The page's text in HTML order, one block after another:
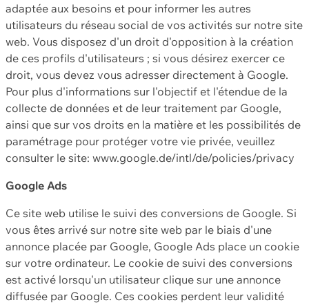
adaptée aux besoins et pour informer les autres
utilisateurs du réseau social de vos activités sur notre site
web. Vous disposez d'un droit d'opposition à la création
de ces profils d'utilisateurs ; si vous désirez exercer ce
droit, vous devez vous adresser directement à Google.
Pour plus d'informations sur l'objectif et l'étendue de la
collecte de données et de leur traitement par Google,
ainsi que sur vos droits en la matière et les possibilités de
paramétrage pour protéger votre vie privée, veuillez
consulter le site: www.google.de/intl/de/policies/privacy
Google Ads
Ce site web utilise le suivi des conversions de Google. Si
vous êtes arrivé sur notre site web par le biais d'une
annonce placée par Google, Google Ads place un cookie
sur votre ordinateur. Le cookie de suivi des conversions
est activé lorsqu'un utilisateur clique sur une annonce
diffusée par Google. Ces cookies perdent leur validité